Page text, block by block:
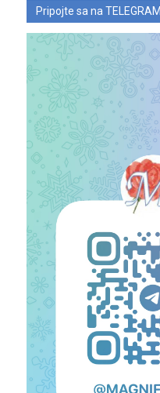
Pripojte sa na